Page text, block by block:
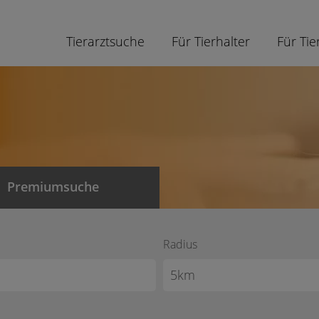
Tierarztsuche Für Tierhalter Für
Premiumsuche
Radius